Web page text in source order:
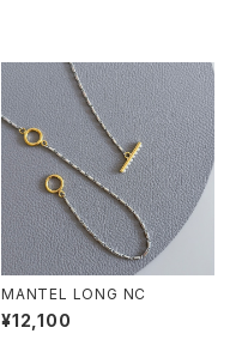
MANTEL LONG NC
¥12,100